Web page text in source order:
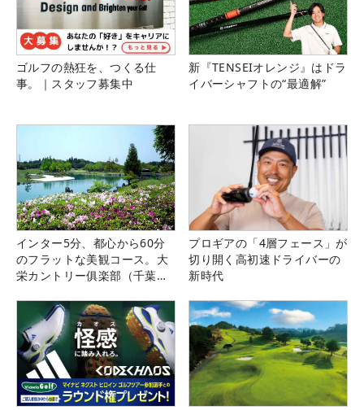
ゴルフの熱狂を、つくる仕
事。｜スタッフ募集中
新『TENSEIオレンジ』はドラ
イバーシャフトの“最適解”
インター5分、都心から60分
のフラットな美観コース。大
栄カントリー俱楽部（千葉
プロギアの「4層フェース」が
切り開く高初速ドライバーの
新時代